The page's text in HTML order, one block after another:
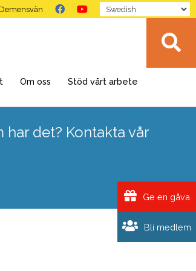
Demensvän
Om oss Stöd vårt arbete
det? Kontakta vår
Bli medlem
Ge en gåva